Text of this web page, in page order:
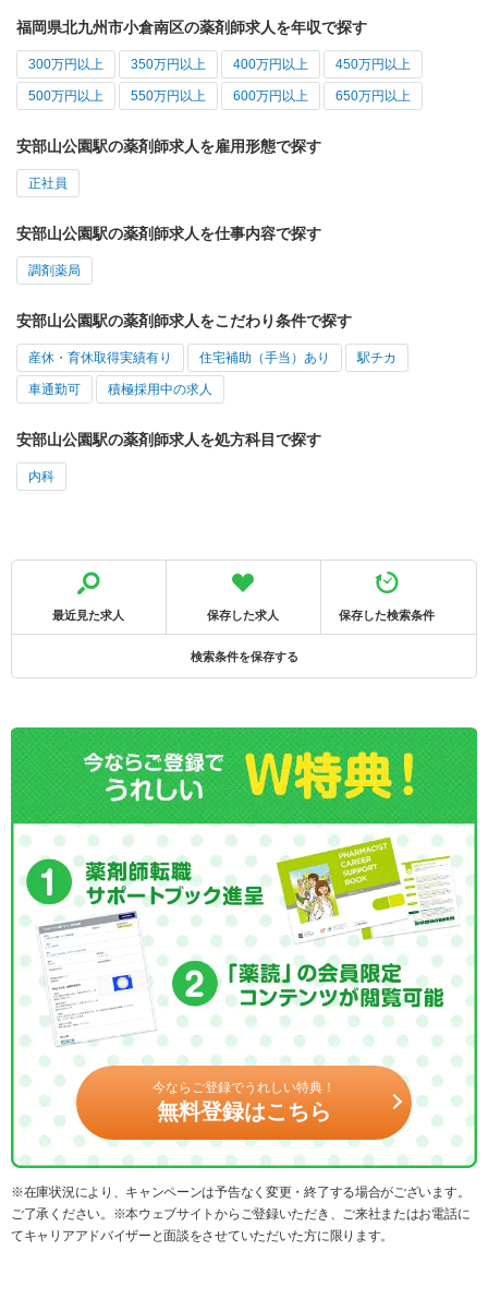
福岡県北九州市小倉南区の薬剤師求人を年収で探す
300万円以上 350万円以上 400万円以上 450万円以上
500万円以上 550万円以上 600万円以上 650万円以上
安部山公園駅の薬剤師求人を雇用形態で探す
正社員
安部山公園駅の薬剤師求人を仕事内容で探す
調剤薬局
安部山公園駅の薬剤師求人をこだわり条件で探す
産休・育休取得実績有り 住宅補助（手当）あり 駅チカ
車通勤可 積極採用中の求人
安部山公園駅の薬剤師求人を処方科目で探す
内科
最近見た求人 保存した求人 保存した検索条件
検索条件を保存する
今ならご登録でうれしい特典！
無料登録はこちら
※在庫状況により、キャンペーンは予告なく変更・終了する場合がございます。
ご了承ください。※本ウェブサイトからご登録いただき、ご来社またはお電話に
てキャリアアドバイザーと面談をさせていただいた方に限ります。